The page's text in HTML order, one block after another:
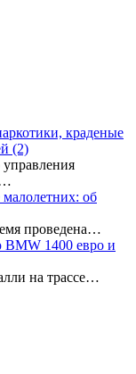
краденые
(2)
об
проведена…
BMW 1400 евро и
на трассе…